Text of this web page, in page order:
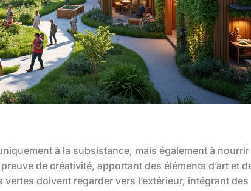
à la subsistance, mais également à nourrir
de créativité, apportant des éléments d’art et
doivent regarder vers l’extérieur, intégrant des